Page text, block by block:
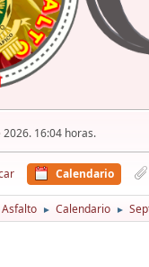
2026. 16:04 horas.
Calendario
► Calendario ►